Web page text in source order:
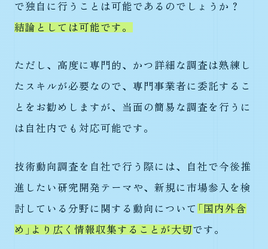
で独自に行うことは可能であるのでしょうか？
結論としては可能です 。
ただし、高度に専門的、かつ詳細な調査は熟練し
たスキルが必要なので、専門事業者に委託するこ
とをお勧めしますが、当面の簡易な調査を行うに
は自社内でも対応可能です。
技術動向調査を自社で行う際には、自社で今後推
進したい研究開発テーマや、新規に市場参入を検
討している分野に関する動向について 「国内外含
め」より広く情報収集することが大切です。